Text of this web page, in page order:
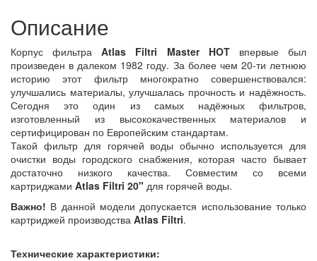
Описание
Корпус фильтраAtlas Filtri Master HOTвпервые был
произведен в далеком 1982 году. За более чем 20-ти летнюю
историю этот фильтр многократно совершенствовался:
улучшались материалы, улучшалась прочность и надёжность.
Сегодня это один из самых надёжных фильтров,
изготовленный из высококачественных материалов и
сертифицирован по Европейским стандартам.
Такой фильтр для горячей воды обычно используется для
очистки воды городского снабжения, которая часто бывает
достаточно низкого качества. Совместим со всеми
картриджами Atlas Filtri 20" для горячей воды.
Важно! В данной модели допускается использование только
картриджей производства Atlas Filtri.
Технические характеристики: